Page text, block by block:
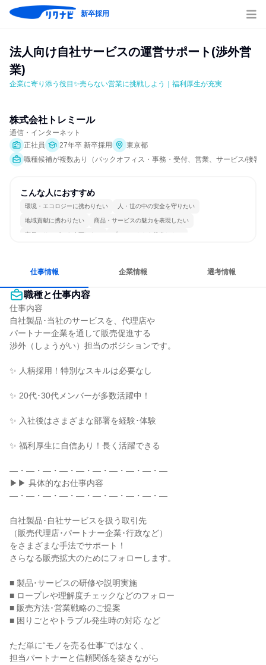
新卒採用
法人向け自社サービスの運営サポート(渉外営
業)
企業に寄り添う役目✨売らない営業に挑戦しよう｜福利厚生が充実
株式会社トレミール
通信・インターネット
正社員
27年卒 新卒採用
東京都
職種候補が複数あり（バックオフィス・事務・受付、営業、サービス/接
こんな人におすすめ
環境・エコロジーに携わりたい 人・世の中の安全を守りたい
地域貢献に携わりたい 商品・サービスの魅力を表現したい
商品・サービスを企画したい プロジェクトを推進したい
仕事情報 企業情報 選考情報
職種と仕事内容
仕事内容
自社製品･当社のサービスを、代理店や
パートナー企業を通して販売促進する
渉外（しょうがい）担当のポジションです。
✨ 人柄採用！特別なスキルは必要なし
✨ 20代･30代メンバーが多数活躍中！
✨ 入社後はさまざまな部署を経験･体験
✨ 福利厚生に自信あり！長く活躍できる
―・―・―・―・―・―・―・―・―・―
▶▶ 具体的なお仕事内容
―・―・―・―・―・―・―・―・―・―
自社製品･自社サービスを扱う取引先
（販売代理店･パートナー企業･行政など）
をさまざまな手法でサポート！
さらなる販売拡大のためにフォローします。
■ 製品･サービスの研修や説明実施
■ ロープレや理解度チェックなどのフォロー
■ 販売方法･営業戦略のご提案
■ 困りごとやトラブル発生時の対応 など
ただ単に“モノを売る仕事”ではなく、
担当パートナーと信頼関係を築きながら